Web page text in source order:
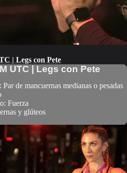
| Legs con Pete
UTC | Legs con Pete
de mancuernas medianas o pesadas
Fuerza
y glúteos